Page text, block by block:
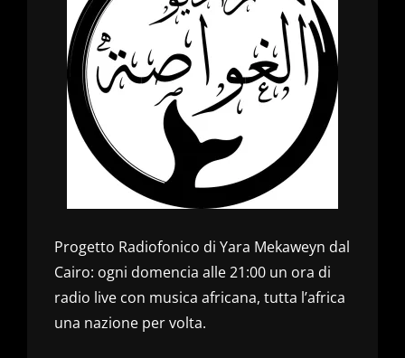
Progetto Radiofonico di Yara Mekaweyn dal
Cairo: ogni domencia alle 21:00 un ora di
radio live con musica africana, tutta l’africa
una nazione per volta.